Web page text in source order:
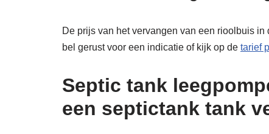
De prijs van het vervangen van een rioolbuis
bel gerust voor een indicatie of kijk op de tarief
Septic tank
een septictank tank